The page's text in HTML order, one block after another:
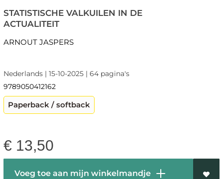
STATISTISCHE VALKUILEN IN DE
ACTUALITEIT
ARNOUT JASPERS
Nederlands | 15-10-2025 | 64 pagina's
9789050412162
Paperback / softback
€ 13,50
Voeg toe aan mijn winkelmandje